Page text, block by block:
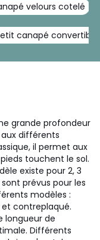
velours cotelé
canapé convertible
grande profondeur
différents
il permet aux
touchent le sol.
existe pour 2, 3
prévus pour les
modèles :
contreplaqué.
longueur de
Différents